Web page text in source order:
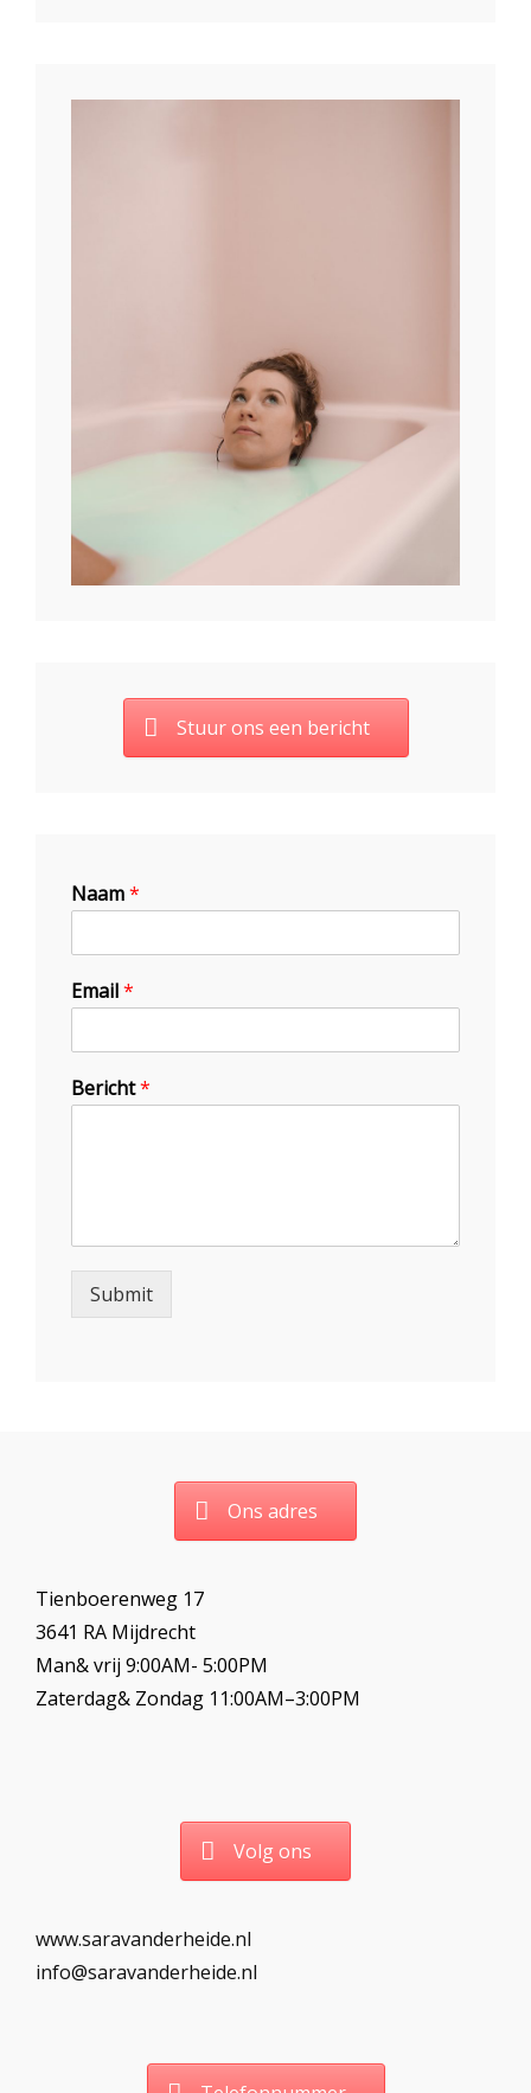
Stuur ons een bericht
Naam*
Email*
Bericht*
Submit
Ons adres
Tienboerenweg 17
3641 RA Mijdrecht
Man& vrij 9:00AM- 5:00PM
Zaterdag& Zondag 11:00AM–3:00PM
Volg ons
www.saravanderheide.nl
info@saravanderheide.nl